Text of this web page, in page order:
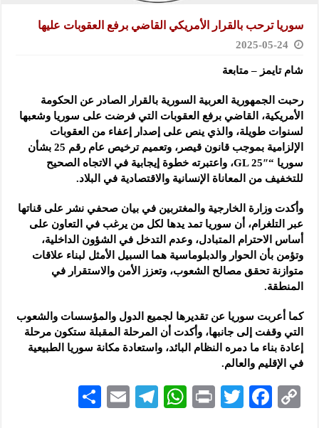
سوريا ترحب بالقرار الأمريكي القاضي برفع العقوبات عليها
2025-05-24
شام تايمز – متابعة
رحبت الجمهورية العربية السورية بالقرار الصادر عن الحكومة
الأمريكية، القاضي برفع العقوبات التي فرضت على سوريا وشعبها
لسنوات طويلة، والذي ينص على إصدار إعفاء من العقوبات
الإلزامية بموجب قانون قيصر، وتعميم ترخيص عام رقم 25 بشأن
سوريا “GL 25″، واعتبرته خطوة إيجابية في الاتجاه الصحيح
للتخفيف من المعاناة الإنسانية والاقتصادية في البلاد.
وأكدت وزارة الخارجية والمغتربين في بيان صحفي نشر على قناتها
عبر التلغرام، أن سوريا تمد يدها لكل من يرغب في التعاون على
أساس الاحترام المتبادل، وعدم التدخل في الشؤون الداخلية،
وتؤمن بأن الحوار والدبلوماسية هما السبيل الأمثل لبناء علاقات
متوازنة تحقق مصالح الشعوب، وتعزز الأمن والاستقرار في
المنطقة.
كما أعربت سوريا عن تقديرها لجميع الدول والمؤسسات والشعوب
التي وقفت إلى جانبها، وأكدت أن المرحلة المقبلة ستكون مرحلة
إعادة بناء ما دمره النظام البائد، واستعادة مكانة سوريا الطبيعية
في الإقليم والعالم.
C
F
T
P
W
Te
E